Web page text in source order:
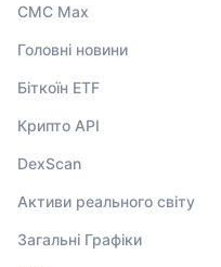
CMC Max
Головні новини
Біткоїн ETF
Крипто API
DexScan
Активи реального світу
Загальні Графіки